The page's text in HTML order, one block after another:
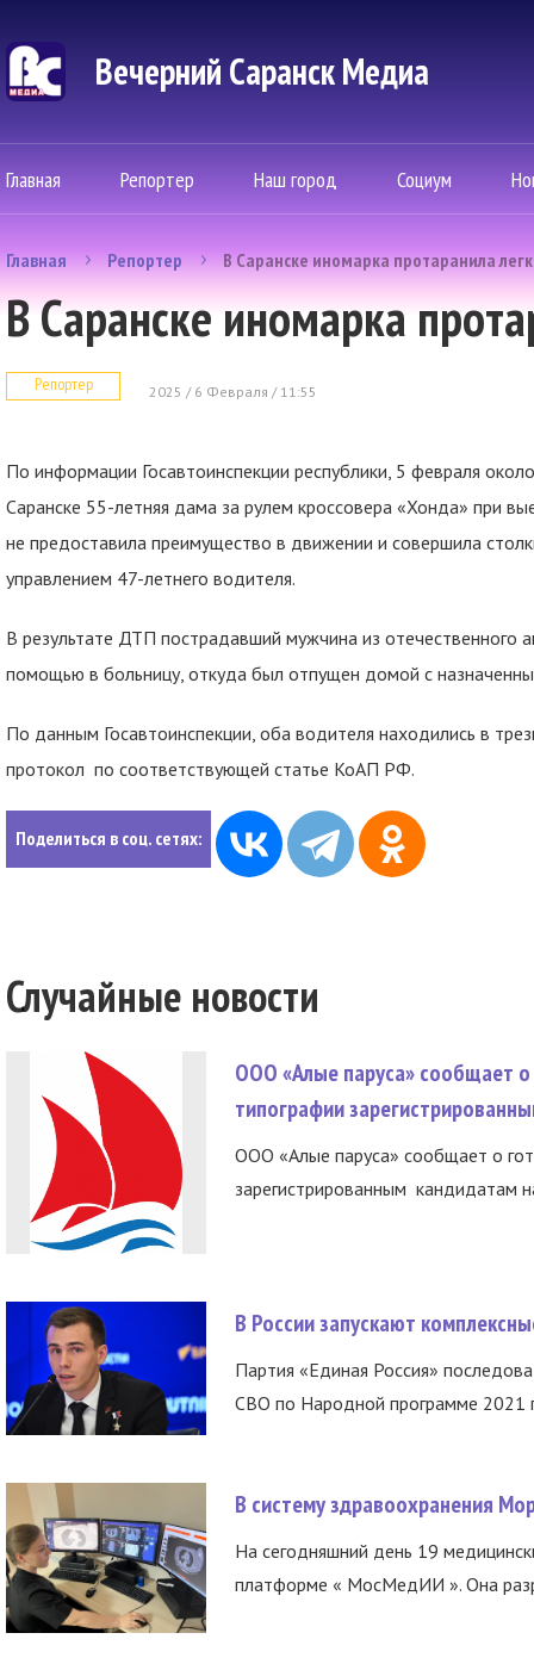
Вечерний Саранск Mедиа
Главная Репортер Наш город Социум
Главная Репортер В Саранске иномарка протаранила
В Саранске иномарка
Репортер 2025 / 6 Февраля / 11:55
По информации Госавтоинспекции республики, 5 февраля
Саранске 55-летняя дама за рулем кроссовера «Хонда» при
не предоставила преимущество в движении и совершила
управлением 47-летнего водителя.
В результате ДТП пострадавший мужчина из отечественного
помощью в больницу, откуда был отпущен домой с
По данным Госавтоинспекции, оба водителя находились в
протокол по соответствующей статье КоАП РФ.
Поделиться в соц. сетях:
Случайные новости
ООО «Алые паруса» сообщает о
типографии
ООО «Алые паруса» сообщает о
зарегистрированным кандидатам
В России запускают
Партия «Единая Россия»
СВО по Народной программе 2021
В систему здравоохранения
На сегодняшний день 19
платформе « МосМедИИ ». Она